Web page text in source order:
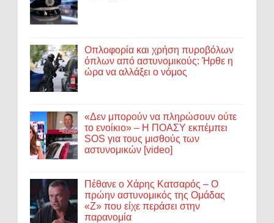
Οπλοφορία και χρήση πυροβόλων
όπλων από αστυνομικούς: Ήρθε η
ώρα να αλλάξει ο νόμος
«Δεν μπορούν να πληρώσουν ούτε
το ενοίκιο» – Η ΠΟΑΣΥ εκπέμπει
SOS για τους μισθούς των
αστυνομικών [video]
Πέθανε ο Χάρης Κατσαρός – Ο
πρώην αστυνομικός της Ομάδας
«Ζ» που είχε περάσει στην
παρανομία